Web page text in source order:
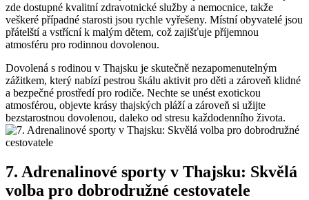
zde dostupné kvalitní zdravotnické služby a nemocnice, takže
veškeré případné starosti jsou rychle vyřešeny. Místní obyvatelé jsou
přátelští a vstřícní k malým dětem, což zajišťuje příjemnou
atmosféru pro rodinnou dovolenou.
Dovolená s rodinou v Thajsku je skutečně nezapomenutelným
zážitkem, který nabízí pestrou škálu aktivit pro děti a zároveň klidné
a bezpečné prostředí pro rodiče. Nechte se unést exotickou
atmosférou, objevte krásy thajských pláží a zároveň si užijte
bezstarostnou dovolenou, daleko od stresu každodenního života.
7. Adrenalinové sporty v Thajsku: Skvělá
volba pro dobrodružné cestovatele